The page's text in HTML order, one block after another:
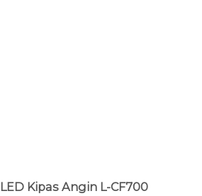
LED Kipas Angin L-CF700